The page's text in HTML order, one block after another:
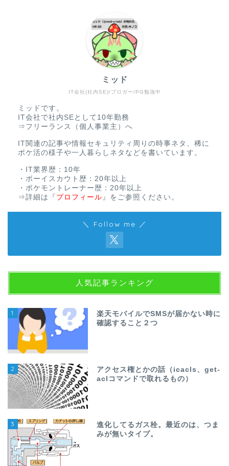
IT会社(社内SE)/ブロガー/PG勉強中
ミッド
ミッドです。
IT会社で社内SEとして10年勤務
⇒フリーランス（個人事業主）へ
IT関連の記事や情報セキュリティ周りの時事ネタ、稀に
ポケ活の様子や一人暮らしネタなどを書いています。
・IT業界歴：10年
・ボーイスカウト歴：20年以上
・ポケモントレーナー歴：20年以上
⇒詳細は
『 プロフィール 』 をご参照ください。
＼ Follow me ／
人気記事ランキング
1
楽天モバイルでSMSが届かない時に
確認すること２つ
2
アクセス権とかの話（icacls、get-
aclコマンドで取れるもの）
3
進化してるガス栓。最近のは、つま
みが無いタイプ。